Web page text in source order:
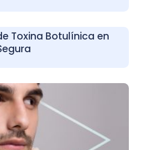
Toxina Botulínica en